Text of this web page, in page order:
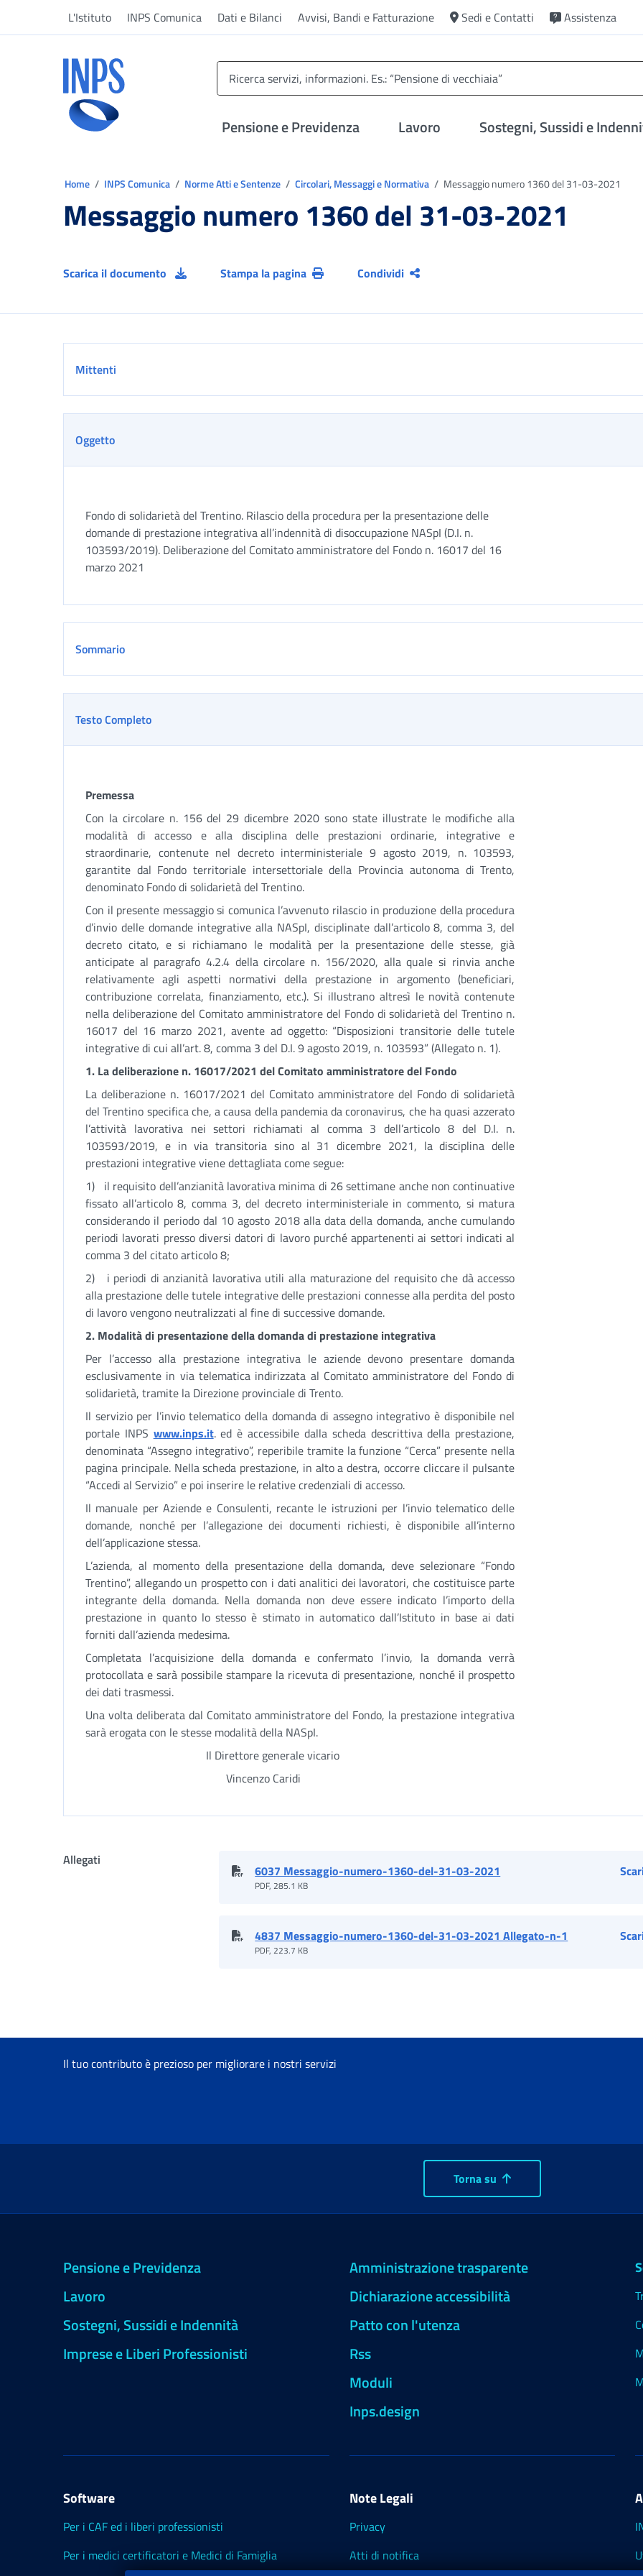
L'Istituto INPS Comunica Dati e Bilanci Avvisi, Bandi e Fatturazione Sedi e Contatti
Assistenza
Pensione e Previdenza Lavoro Sostegni, Sussidi e
Home INPS Comunica Norme Atti e Sentenze Circolari, Messaggi e Normativa Messaggio numero 1360 del 31-03-2021
Messaggio numero 1360 del 31-03-2021
Scarica il documento Stampa la pagina Condividi
Mittenti
Oggetto
Fondo di solidarietà del Trentino. Rilascio della procedura per la presentazione delle
domande di prestazione integrativa all’indennità di disoccupazione NASpI (D.I. n.
103593/2019). Deliberazione del Comitato amministratore del Fondo n. 16017 del 16
marzo 2021
Sommario
Testo Completo
Premessa
Con la circolare n. 156 del 29 dicembre 2020 sono state illustrate le modifiche alla
modalità di accesso e alla disciplina delle prestazioni ordinarie, integrative e
straordinarie, contenute nel decreto interministeriale 9 agosto 2019, n. 103593,
garantite dal Fondo territoriale intersettoriale della Provincia autonoma di Trento,
denominato Fondo di solidarietà del Trentino.
Con il presente messaggio si comunica l’avvenuto rilascio in produzione della procedura
d’invio delle domande integrative alla NASpI, disciplinate dall’articolo 8, comma 3, del
decreto citato, e si richiamano le modalità per la presentazione delle stesse, già
anticipate al paragrafo 4.2.4 della circolare n. 156/2020, alla quale si rinvia anche
relativamente agli aspetti normativi della prestazione in argomento (beneficiari,
contribuzione correlata, finanziamento, etc.). Si illustrano altresì le novità contenute
nella deliberazione del Comitato amministratore del Fondo di solidarietà del Trentino n.
16017 del 16 marzo 2021, avente ad oggetto: “Disposizioni transitorie delle tutele
integrative di cui all’art. 8, comma 3 del D.I. 9 agosto 2019, n. 103593” (Allegato n. 1).
1. La deliberazione n. 16017/2021 del Comitato amministratore del Fondo
La deliberazione n. 16017/2021 del Comitato amministratore del Fondo di solidarietà
del Trentino specifica che, a causa della pandemia da coronavirus, che ha quasi azzerato
l’attività lavorativa nei settori richiamati al comma 3 dell’articolo 8 del D.I. n.
103593/2019, e in via transitoria sino al 31 dicembre 2021, la disciplina delle
prestazioni integrative viene dettagliata come segue:
1) il requisito dell’anzianità lavorativa minima di 26 settimane anche non continuative
fissato all’articolo 8, comma 3, del decreto interministeriale in commento, si matura
considerando il periodo dal 10 agosto 2018 alla data della domanda, anche cumulando
periodi lavorati presso diversi datori di lavoro purché appartenenti ai settori indicati al
comma 3 del citato articolo 8;
2) i periodi di anzianità lavorativa utili alla maturazione del requisito che dà accesso
alla prestazione delle tutele integrative delle prestazioni connesse alla perdita del posto
di lavoro vengono neutralizzati al fine di successive domande.
2. Modalità di presentazione della domanda di prestazione integrativa
Per l’accesso alla prestazione integrativa le aziende devono presentare domanda
esclusivamente in via telematica indirizzata al Comitato amministratore del Fondo di
solidarietà, tramite la Direzione provinciale di Trento.
Il servizio per l’invio telematico della domanda di assegno integrativo è disponibile nel
portale INPS www.inps.it. ed è accessibile dalla scheda descrittiva della prestazione,
denominata “Assegno integrativo”, reperibile tramite la funzione “Cerca” presente nella
pagina principale. Nella scheda prestazione, in alto a destra, occorre cliccare il pulsante
“Accedi al Servizio” e poi inserire le relative credenziali di accesso.
Il manuale per Aziende e Consulenti, recante le istruzioni per l’invio telematico delle
domande, nonché per l’allegazione dei documenti richiesti, è disponibile all’interno
dell’applicazione stessa.
L’azienda, al momento della presentazione della domanda, deve selezionare “Fondo
Trentino”, allegando un prospetto con i dati analitici dei lavoratori, che costituisce parte
integrante della domanda. Nella domanda non deve essere indicato l’importo della
prestazione in quanto lo stesso è stimato in automatico dall’Istituto in base ai dati
forniti dall’azienda medesima.
Completata l’acquisizione della domanda e confermato l’invio, la domanda verrà
protocollata e sarà possibile stampare la ricevuta di presentazione, nonché il prospetto
dei dati trasmessi.
Una volta deliberata dal Comitato amministratore del Fondo, la prestazione integrativa
sarà erogata con le stesse modalità della NASpI.
Il Direttore generale vicario
Vincenzo Caridi
Allegati
6037 Messaggio-numero-1360-del-31-03-2021
PDF, 285.1 KB
4837 Messaggio-numero-1360-del-31-03-2021 Allegato-n-1
PDF, 223.7 KB
Il tuo contributo è prezioso per migliorare i nostri servizi
Torna su
Pensione e Previdenza
Lavoro
Sostegni, Sussidi e Indennità
Imprese e Liberi Professionisti
Amministrazione trasparente
Dichiarazione accessibilità
Patto con l'utenza
Rss
Moduli
Inps.design
Software
Per i CAF ed i liberi professionisti
Per i medici certificatori e Medici di Famiglia
Note Legali
Privacy
Atti di notifica